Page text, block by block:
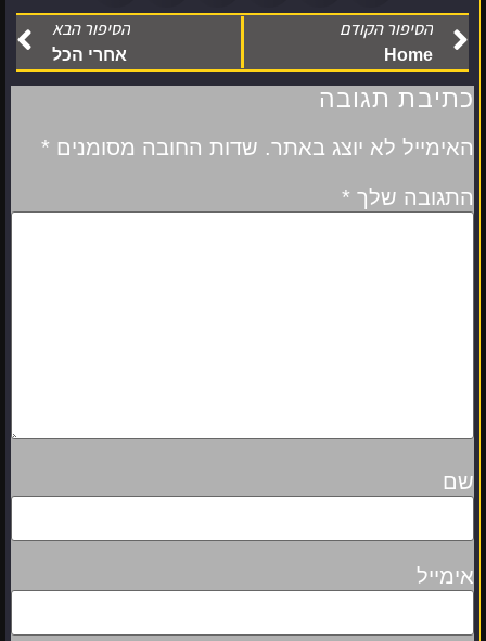
הסיפור הקודם
Home
הסיפור הבא
אחרי הכל
כתיבת תגובה
האימייל לא יוצג באתר. שדות החובה מסומנים *
התגובה שלך *
שם
אימייל